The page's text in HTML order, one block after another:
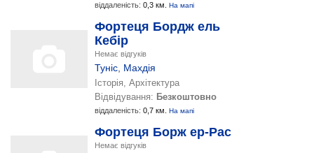
віддаленість: 0,3 км. На мапі
Фортеця Бордж ель
Кебір
Немає відгуків
Туніс Махдія
Історія, Архітектура
Відвідування: Безкоштовно
віддаленість: 0,7 км. На мапі
Фортеця Борж ер-Рас
Немає відгуків